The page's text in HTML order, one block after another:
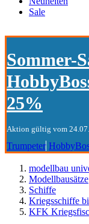
Sale
Sommer-
25%
Aktion gültig vom
Trumpeter
modellbau
Modellbausätze
Schiffe
Kriegsschiffe
KFK